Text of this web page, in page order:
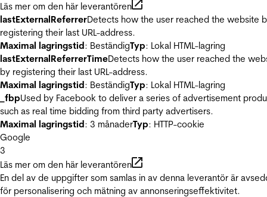
Läs mer om den här leverantören
lastExternalReferrerDetects how the user reached the website
registering their last URL-address.
Maximal lagringstid: BeständigTyp: Lokal HTML-lagring
lastExternalReferrerTimeDetects how the user reached the
by registering their last URL-address.
Maximal lagringstid: BeständigTyp: Lokal HTML-lagring
_fbpUsed by Facebook to deliver a series of advertisement
such as real time bidding from third party advertisers.
Maximal lagringstid: 3 månaderTyp: HTTP-cookie
Google
3
Läs mer om den här leverantören
En del av de uppgifter som samlas in av denna leverantör är
för personalisering och mätning av annonseringseffektivitet.